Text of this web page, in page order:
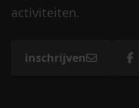
activiteiten.
inschrijven